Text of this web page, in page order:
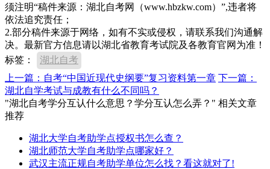
须注明“稿件来源：湖北自考网（www.hbzkw.com）”,违者将
依法追究责任；
2.部分稿件来源于网络，如有不实或侵权，请联系我们沟通解
决。最新官方信息请以湖北省教育考试院及各教育官网为准！
标签：
湖北自考
上一篇：自考“中国近现代史纲要”复习资料第一章 下一篇：
湖北自学考试与成教有什么不同吗？
"湖北自考学分互认什么意思？学分互认怎么弄？" 相关文章
推荐
湖北大学自考助学点授权书怎么查？
湖北师范大学自考助学点哪家好？
武汉主流正规自考助学单位怎么找？看这就对了!